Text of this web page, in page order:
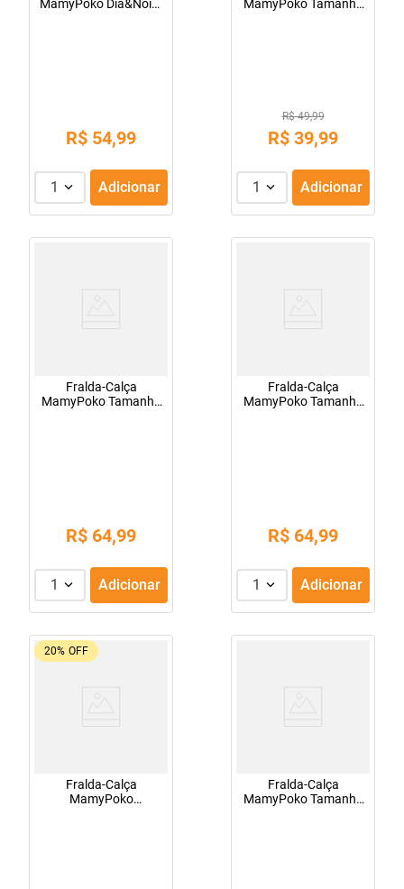
MamyPoko Dia&Noite
R$ 54,99
1 Adicionar
MamyPoko Tamanho
R$ 49,99
R$ 39,99
1 Adicionar
Fralda-Calça
MamyPoko Tamanho
R$ 64,99
1 Adicionar
Fralda-Calça
MamyPoko Tamanho
R$ 64,99
1 Adicionar
20% OFF
Fralda-Calça
MamyPoko
Fralda-Calça
MamyPoko Tamanho